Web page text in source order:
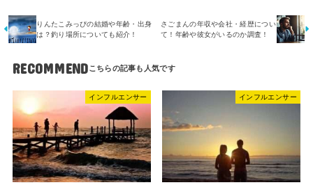
りんたこみっぴの結婚や年齢・出身
は？釣り場所についても紹介！
さごまんの年収や会社・経歴につい
て！年齢や彼女がいるのか調査！
RECOMMEND
インフルエンサー インフルエンサー